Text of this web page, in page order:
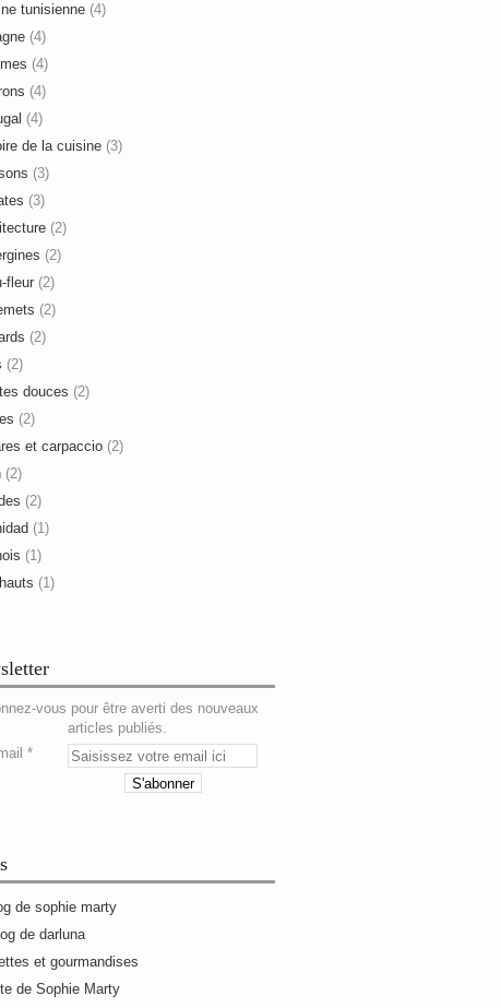
tunisienne (4)
(4)
(4)
(4)
(4)
de la cuisine (3)
(3)
(3)
(2)
(2)
fleur (2)
(2)
(2)
(2)
douces (2)
(2)
et carpaccio (2)
(2)
(2)
(1)
(1)
(1)
vous pour être averti des nouveaux
articles publiés.
de sophie marty
de darluna
et gourmandises
de Sophie Marty